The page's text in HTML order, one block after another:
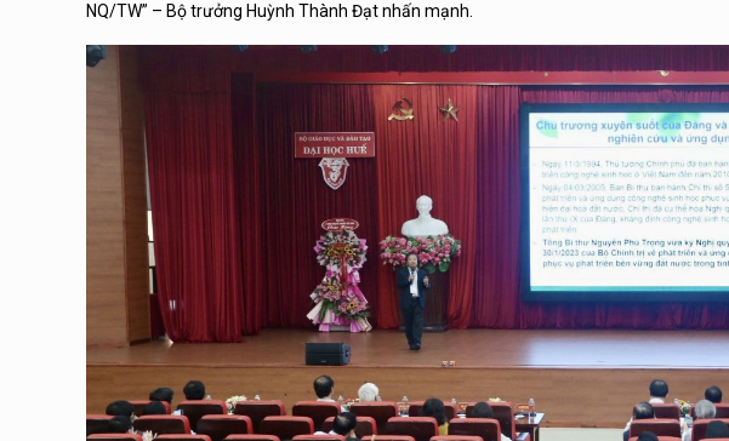
NQ/TW” – Bộ trưởng Huỳnh Thành Đạt nhấn mạnh.